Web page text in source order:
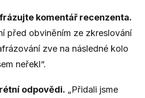
komentář recenzenta.
před obviněním ze zkreslování
zve na následné kolo
neřekl“.
odpovědi. „Přidali jsme